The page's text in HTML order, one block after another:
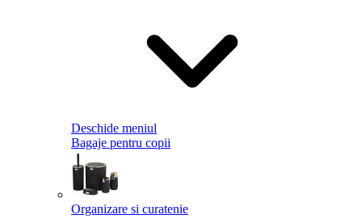
Deschide meniul
Bagaje pentru copii
Organizare si curatenie